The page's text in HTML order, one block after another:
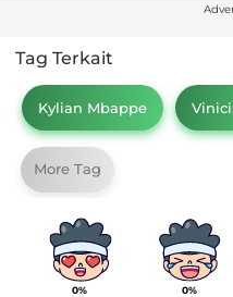
Tag Terkait
Kylian Mbappe
More Tag
0% 0%